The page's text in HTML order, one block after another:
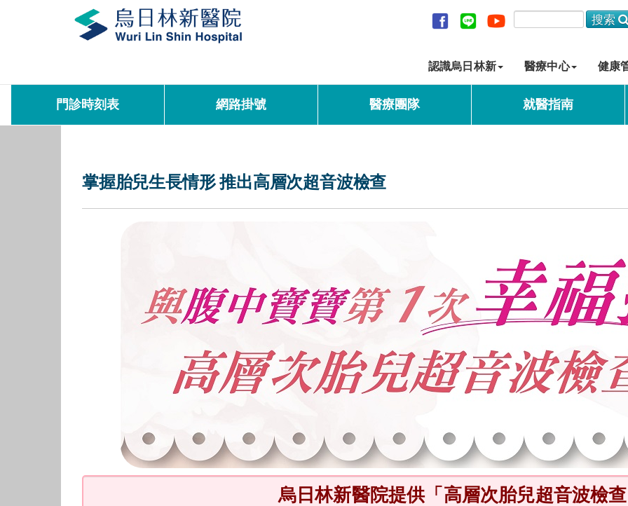
認識烏日林新 醫療中心 健康
門診時刻表 網路掛號 醫療團隊 就醫指南
掌握胎兒生長情形 推出高層次超音波檢查
烏日林新醫院提供「高層次胎兒超音波檢